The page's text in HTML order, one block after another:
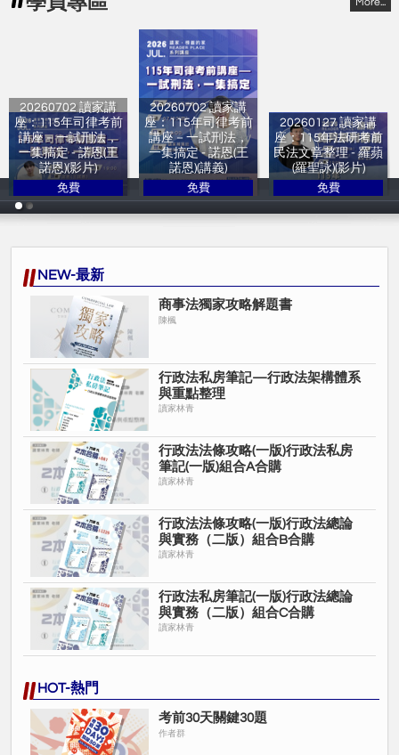
More...
20260702 讀家講
座：115年司律考前
講座－一試刑法，
一集搞定 - 諾恩(王
諾恩)(影片)
讀家補習班
免費
20260702 讀家講
座：115年司律考前
講座－一試刑法，
一集搞定 - 諾恩(王
諾恩)(講義)
讀家補習班
免費
20260127 讀家講
座：115年法研考前
民法文章整理 - 羅蘋
(羅聖詠)(影片)
讀家補習班
免費
NEW-最新
商事法獨家攻略解題書
陳楓
行政法私房筆記—行政法架構體系
與重點整理
讀家林青
行政法法條攻略(一版)行政法私房
筆記(一版)組合A合購
讀家林青
行政法法條攻略(一版)行政法總論
與實務（二版）組合B合購
讀家林青
行政法私房筆記(一版)行政法總論
與實務（二版）組合C合購
讀家林青
HOT-熱門
考前30天關鍵30題
作者群